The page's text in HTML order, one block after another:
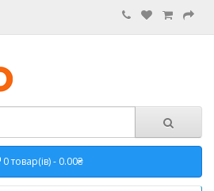
0 товар(ів) - 0.00₴